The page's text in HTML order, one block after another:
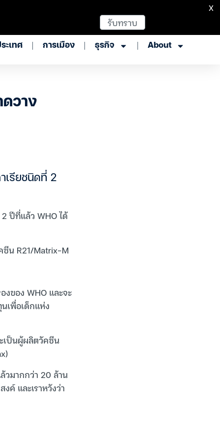
ะเทศ การเมือง ธุรกิจ About
ดวาง
เรียชนิดที่ 2
ปีที่แล้ว WHO ได้
น R21/Matrix-M
ของ WHO และจะ
เพื่อเด็กแห่ง
เป็นผู้ผลิตวัคซีน
วมากกว่า 20 ล้าน
ค์ และเราหวังว่า
รับทราบ
X